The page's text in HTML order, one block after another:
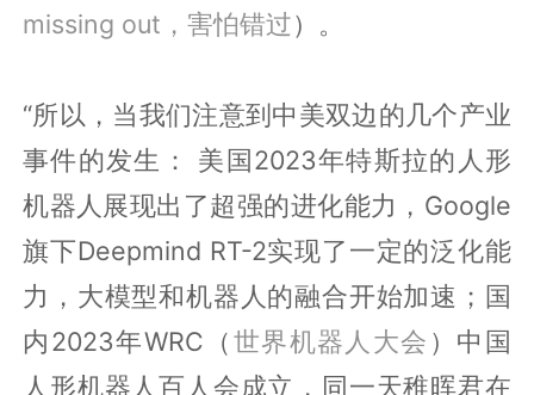
missing out，害怕错过）。
“所以，当我们注意到中美双边的几个产业
事件的发生： 美国2023年特斯拉的人形
机器人展现出了超强的进化能力，Google
旗下Deepmind RT-2实现了一定的泛化能
力，大模型和机器人的融合开始加速；国
内2023年WRC（世界机器人大会 ）中国
人形机器人百人会成立，同一天稚晖君在